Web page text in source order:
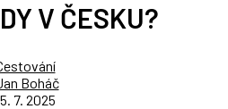
V ČESKU?
Boháč
7. 2025